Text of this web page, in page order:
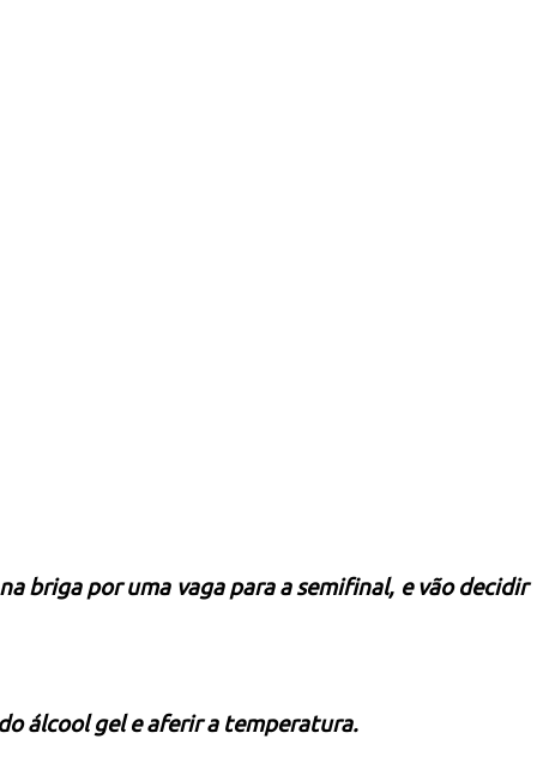
briga por uma vaga para a semifinal, e vão decidir
álcool gel e aferir a temperatura.